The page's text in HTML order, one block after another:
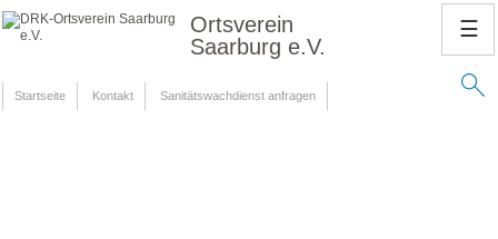
Ortsverein
Saarburg e.V.
Startseite Kontakt Sanitätswachdienst anfragen
☰